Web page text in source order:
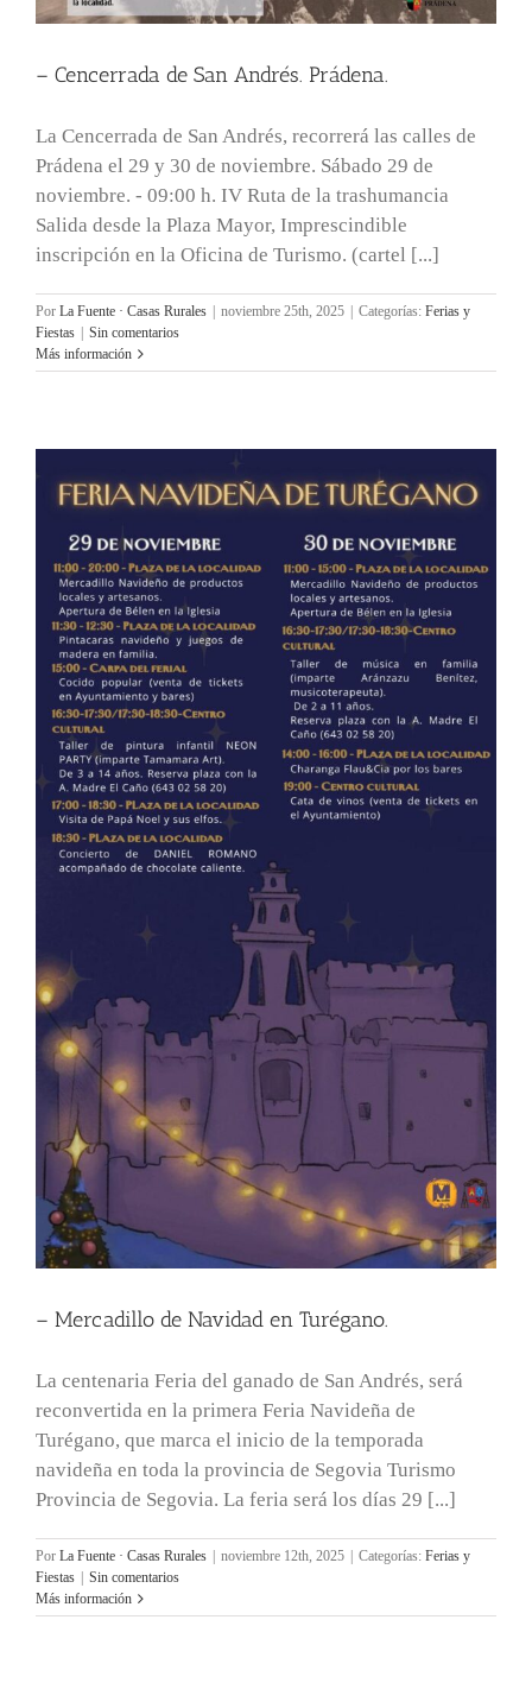
– Cencerrada de San Andrés. Prádena.
La Cencerrada de San Andrés, recorrerá las calles de
Prádena el 29 y 30 de noviembre. Sábado 29 de
noviembre. - 09:00 h. IV Ruta de la trashumancia
Salida desde la Plaza Mayor, Imprescindible
inscripción en la Oficina de Turismo. (cartel [...]
Por La Fuente · Casas Rurales | noviembre 25th, 2025 | Categorías: Ferias y
Fiestas | Sin comentarios
Más información
– Mercadillo de Navidad en Turégano.
La centenaria Feria del ganado de San Andrés, será
reconvertida en la primera Feria Navideña de
Turégano, que marca el inicio de la temporada
navideña en toda la provincia de Segovia Turismo
Provincia de Segovia. La feria será los días 29 [...]
Por La Fuente · Casas Rurales | noviembre 12th, 2025 | Categorías: Ferias y
Fiestas | Sin comentarios
Más información